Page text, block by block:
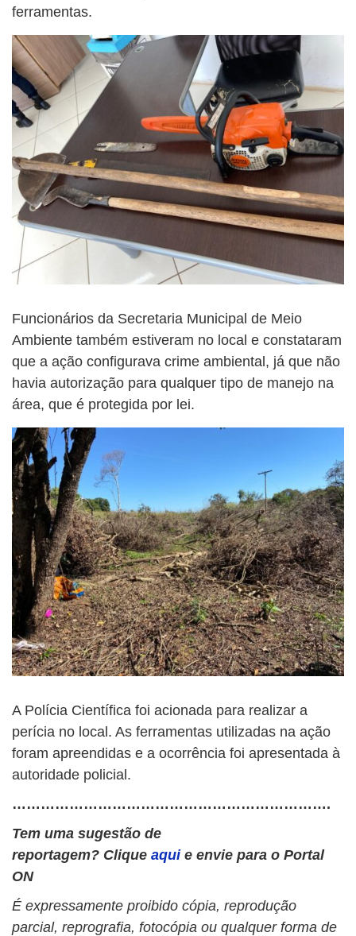
ferramentas.
Funcionários da Secretaria Municipal de Meio
Ambiente também estiveram no local e constataram
que a ação configurava crime ambiental, já que não
havia autorização para qualquer tipo de manejo na
área, que é protegida por lei.
A Polícia Científica foi acionada para realizar a
perícia no local. As ferramentas utilizadas na ação
foram apreendidas e a ocorrência foi apresentada à
autoridade policial.
………………………………………………………….
Tem uma sugestão de
reportagem? Clique aqui e envie para o Portal
ON
É expressamente proibido cópia, reprodução
parcial, reprografia, fotocópia ou qualquer forma de